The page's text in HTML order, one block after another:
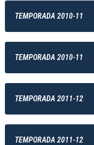
TEMPORADA 2010-11
TEMPORADA 2010-11
TEMPORADA 2011-12
TEMPORADA 2011-12